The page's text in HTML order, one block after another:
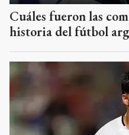
Cuáles fueron las
historia del fútbol